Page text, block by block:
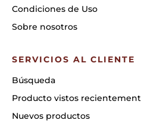
Condiciones de Uso
Sobre nosotros
SERVICIOS AL CLIENTE
Búsqueda
Producto vistos
Nuevos productos